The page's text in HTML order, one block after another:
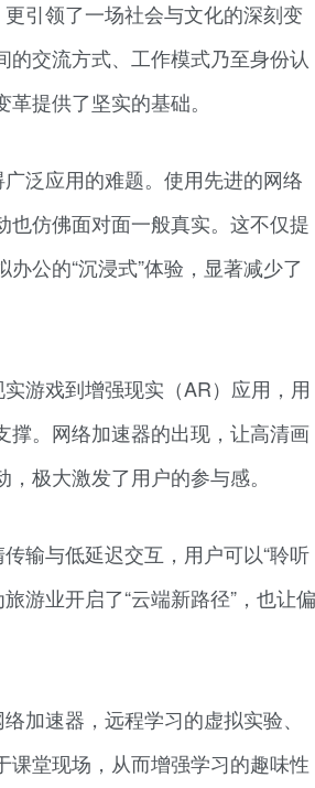
引领了一场社会与文化的深刻变
交流方式、工作模式乃至身份认
提供了坚实的基础。
泛应用的难题。使用先进的网络
仿佛面对面一般真实。这不仅提
公的“沉浸式”体验，显著减少了
游戏到增强现实（AR）应用，用
撑。网络加速器的出现，让高清画
极大激发了用户的参与感。
输与低延迟交互，用户可以“聆听
游业开启了“云端新路径”，也让偏
加速器，远程学习的虚拟实验、
堂现场，从而增强学习的趣味性